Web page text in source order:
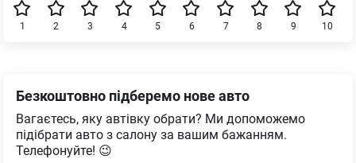
10
9
8
7
6
5
4
3
2
1
Безкоштовно підберемо нове авто
Вагаєтесь, яку автівку обрати? Ми допоможемо
підібрати авто з салону за вашим бажанням.
Телефонуйте! 😉